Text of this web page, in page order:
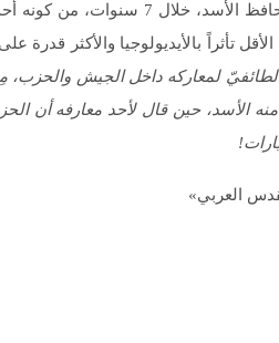
تأثراً بالأيديولوجيا والأكثر
لمعاركه داخل الجيش والحزب،
العربي»